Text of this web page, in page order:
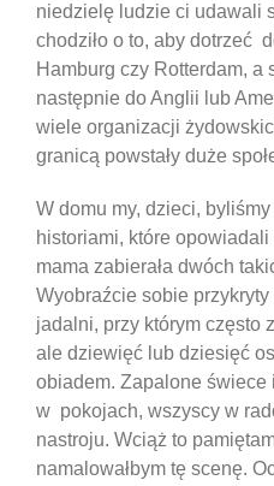
niedzielę ludzie ci udawali
chodziło o to, aby dotrzeć
Hamburg czy Rotterdam, a
następnie do Anglii lub
wiele organizacji
granicą powstały duże
W domu my, dzieci,
historiami, które
mama zabierała dwóch
Wyobraźcie sobie przykryty
jadalni, przy którym często
ale dziewięć lub dziesięć
obiadem. Zapalone świece
w pokojach, wszyscy w
nastroju. Wciąż to
namalowałbym tę scenę.